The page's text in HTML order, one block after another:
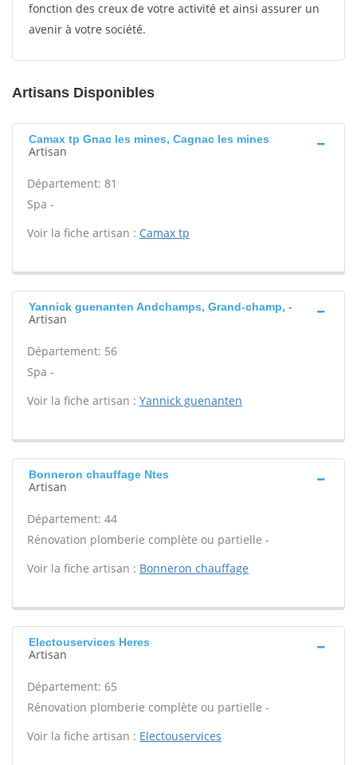
fonction des creux de votre activité et ainsi assurer un
avenir à votre société.
Artisans Disponibles
Camax tp Gnac les mines, Cagnac les mines
Artisan
Département: 81
Spa -
Voir la fiche artisan : Camax tp
Yannick guenanten Andchamps, Grand-champ, -
Artisan
Département: 56
Spa -
Voir la fiche artisan : Yannick guenanten
Bonneron chauffage Ntes
Artisan
Département: 44
Rénovation plomberie complète ou partielle -
Voir la fiche artisan : Bonneron chauffage
Electouservices Heres
Artisan
Département: 65
Rénovation plomberie complète ou partielle -
Voir la fiche artisan : Electouservices